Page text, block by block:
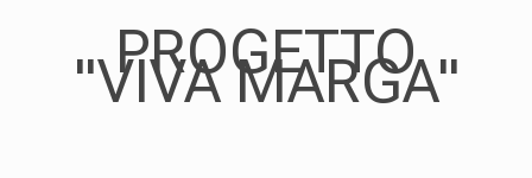
PROGETTO
"VIVA MARGA"